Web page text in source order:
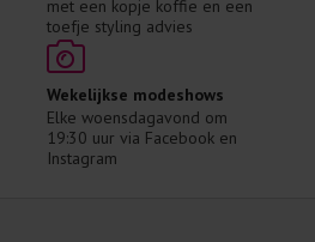
met een kopje koffie en een
toefje styling advies
Wekelijkse modeshows
Elke woensdagavond om
19:30 uur via Facebook en
Instagram